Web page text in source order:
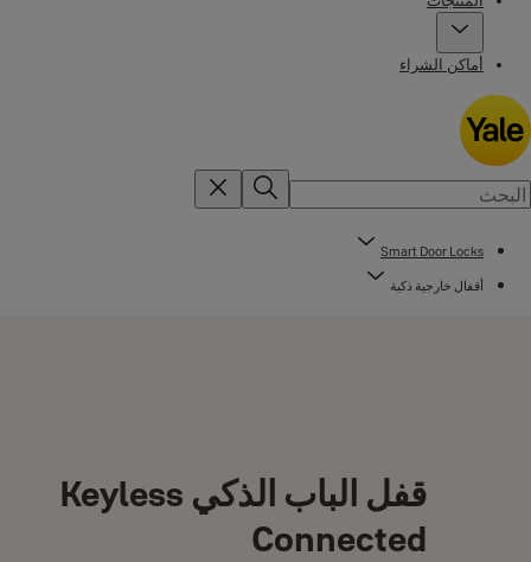
أماكن الشراء
Smart Door Locks
أقفال خارجية ذكية
قفل الباب الذكي Keyless
Connected